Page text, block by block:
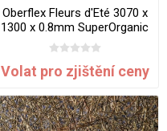
Oberflex Fleurs d'Eté 3070 x
1300 x 0.8mm SuperOrganic
Volat pro zjištění ceny